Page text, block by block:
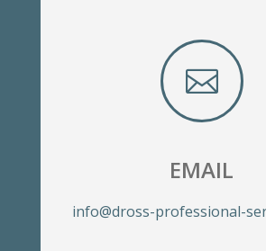

EMAIL
info@dross-professional-